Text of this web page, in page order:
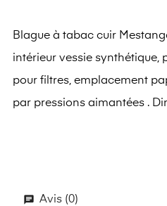
Blague à tabac cuir
intérieur vessie synthétique,
pour filtres, emplacement
par pressions aimantées .
Avis (0)